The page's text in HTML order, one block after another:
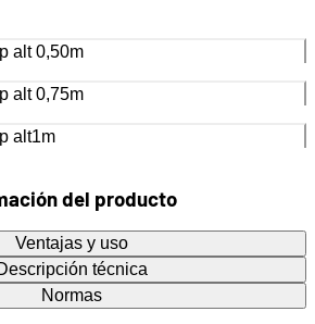
alt 0,50m
alt 0,75m
alt1m
del producto
Ventajas y uso
técnica
Normas